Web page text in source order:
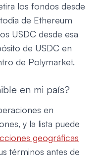
los fondos desde
de Ethereum
USDC desde esa
de USDC en
de Polymarket.
en mi país?
en
y la lista puede
geográficas
términos antes de